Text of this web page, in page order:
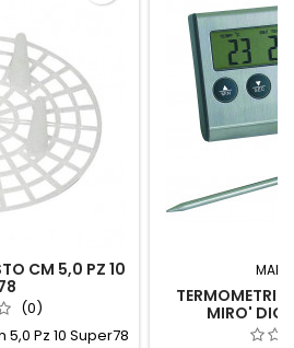
CM 5,0 PZ 10
(0)
Pz 10 Super78
TERMOMETRI
MIRO'